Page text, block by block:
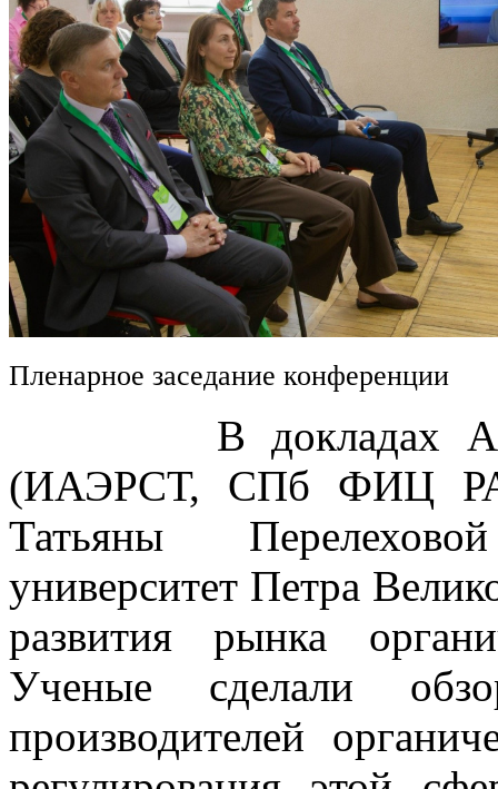
Пленарное заседание конференции
В докладах
(ИАЭРСТ, СПб ФИЦ
Татьяны
университет Петра
развития рынка
Ученые сделали
производителей